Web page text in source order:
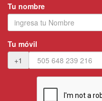
Tu nombre
Tu móvil
+1